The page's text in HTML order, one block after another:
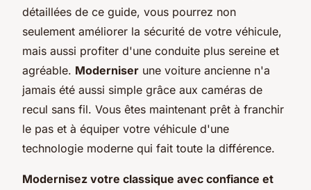
détaillées de ce guide, vous pourrez non
seulement améliorer la sécurité de votre véhicule,
mais aussi profiter d'une conduite plus sereine et
agréable. Moderniser une voiture ancienne n'a
jamais été aussi simple grâce aux caméras de
recul sans fil. Vous êtes maintenant prêt à franchir
le pas et à équiper votre véhicule d'une
technologie moderne qui fait toute la différence.
Modernisez votre classique avec confiance et